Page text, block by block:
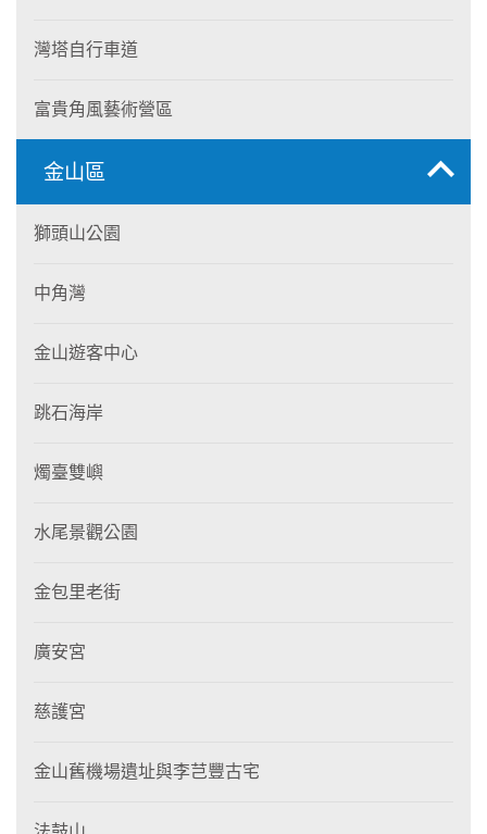
灣塔自行車道
富貴角風藝術營區
金山區
獅頭山公園
中角灣
金山遊客中心
跳石海岸
燭臺雙嶼
水尾景觀公園
金包里老街
廣安宮
慈護宮
金山舊機場遺址與李芑豐古宅